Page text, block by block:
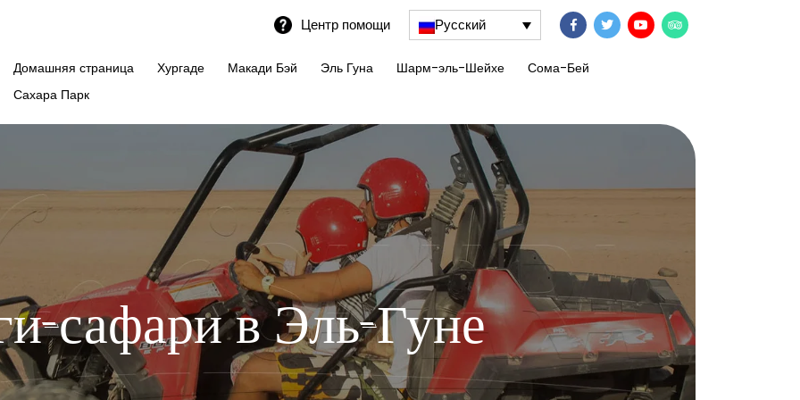
Центр помощи Русский
Домашняя страница Хургаде Макади Бэй Эль Гуна Шарм-эль-Шейхе
Сома-Бей
Сахара Парк
сафари в Эль-Гуне